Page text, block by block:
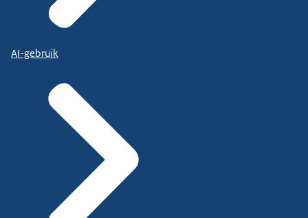
AI-gebruik